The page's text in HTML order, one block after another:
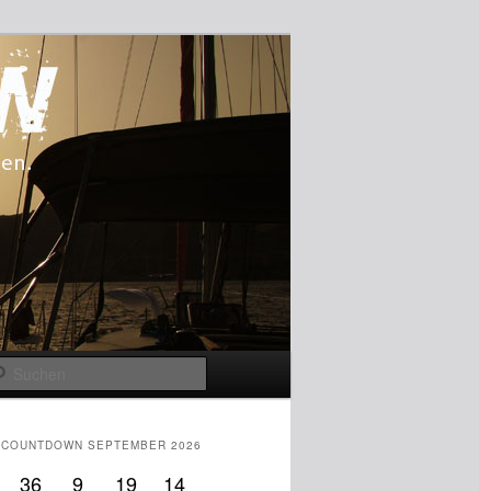
COUNTDOWN SEPTEMBER 2026
36 9 19 13